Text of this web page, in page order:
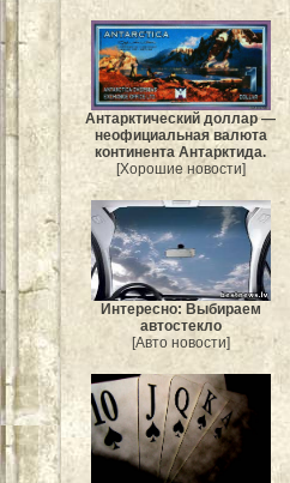
Антарктический доллар —
неофициальная валюта
континента Антарктида.
[Хорошие новости]
Интересно: Выбираем
автостекло
[Авто новости]